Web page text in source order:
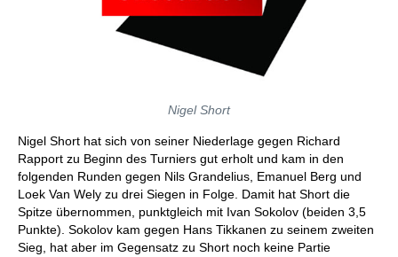
Nigel Short
Nigel Short hat sich von seiner Niederlage gegen Richard
Rapport zu Beginn des Turniers gut erholt und kam in den
folgenden Runden gegen Nils Grandelius, Emanuel Berg und
Loek Van Wely zu drei Siegen in Folge. Damit hat Short die
Spitze übernommen, punktgleich mit Ivan Sokolov (beiden 3,5
Punkte). Sokolov kam gegen Hans Tikkanen zu seinem zweiten
Sieg, hat aber im Gegensatz zu Short noch keine Partie